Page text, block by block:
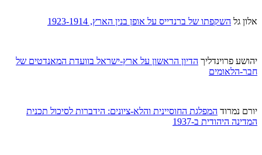
אלון גל השקפתו של ברנדייס על אופן בנין הארץ, 1923-1914
יהושע פרוינדליך הדיון הראשון על ארץ-ישראל בוועדת המאנדטים של
חבר-הלאומים
יורם נמרוד המפלגת החוסיינית והלא-ציונים: הידברות לסיכול תכנית
המדינה היהודית ב-1937